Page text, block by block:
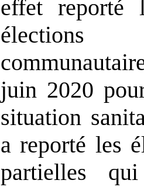
effet reporté
élections
juin 2020
situation
a reporté les
partielles